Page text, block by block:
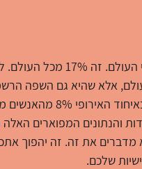
נכון לשנת 2016 היו 437 מיליון
מדינות. באמריקה 418
והנתונים המפוארים
את זה. זה יהפוך
שלכם.